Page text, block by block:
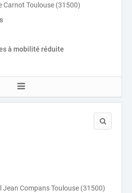
Carnot Toulouse (31500)
à mobilité réduite
Jean Compans Toulouse (31500)